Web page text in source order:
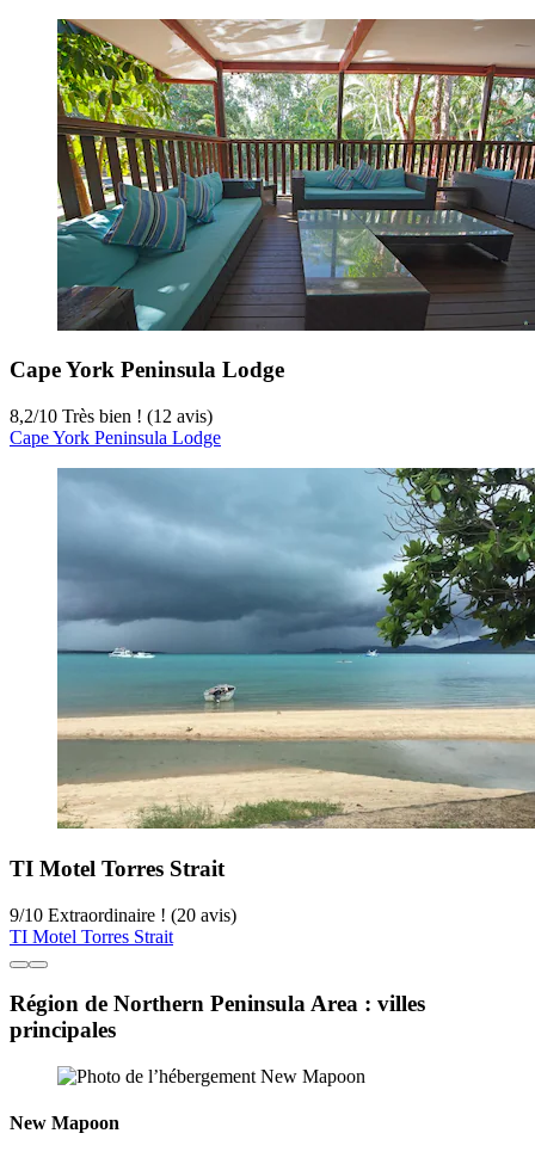
Cape York Peninsula Lodge
8,2/10 Très bien ! (12 avis)
Cape York Peninsula Lodge
TI Motel Torres Strait
9/10 Extraordinaire ! (20 avis)
TI Motel Torres Strait
Région de Northern Peninsula Area : villes
principales
New Mapoon